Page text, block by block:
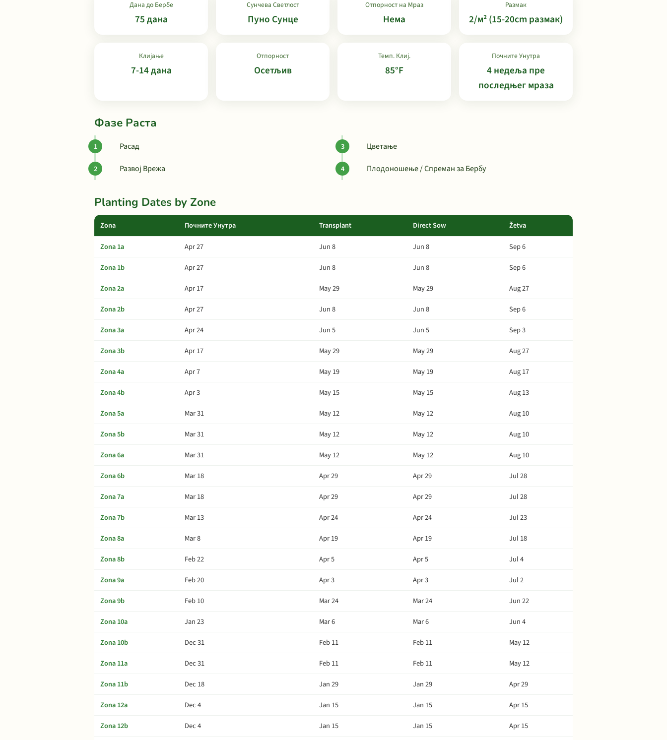
Дана до Бербе
75 дана
Сунчева Светлост
Пуно Сунце
Отпорност на Мраз
Нема
Размак
2/м² (15-20cm размак)
Клијање
7-14 дана
Отпорност
Осетљив
Темп. Клиј.
85°F
Почните Унутра
4 недеља пре
последњег мраза
Фазе Раста
Расад
Развој Врежа
Цветање
Плодоношење / Спреман за Бербу
Planting Dates by Zone
Zona Почните Унутра Transplant Direct Sow Žetva
Zona 1a Apr 27 Jun 8 Jun 8
Sep 6
Zona 1b
Apr 27 Jun 8 Jun 8
Sep 6
Zona 2a
Apr 17 May 29 May 29
Aug 27
Zona 2b
Apr 27 Jun 8 Jun 8
Sep 6
Zona 3a
Apr 24 Jun 5 Jun 5
Sep 3
Zona 3b
Apr 17 May 29 May 29
Aug 27
Zona 4a
Apr 7 May 19 May 19
Aug 17
Zona 4b
Apr 3 May 15 May 15
Aug 13
Zona 5a
Mar 31 May 12 May 12
Aug 10
Zona 5b
Mar 31 May 12 May 12
Aug 10
Zona 6a
Mar 31 May 12 May 12
Aug 10
Zona 6b
Mar 18 Apr 29 Apr 29
Jul 28
Zona 7a
Mar 18 Apr 29 Apr 29
Jul 28
Zona 7b
Mar 13 Apr 24 Apr 24
Jul 23
Zona 8a
Mar 8 Apr 19 Apr 19
Jul 18
Zona 8b
Feb 22 Apr 5 Apr 5
Jul 4
Zona 9a
Feb 20 Apr 3 Apr 3
Jul 2
Zona 9b
Feb 10 Mar 24 Mar 24
Jun 22
Zona 10a
Jan 23 Mar 6 Mar 6
Jun 4
Zona 10b
Dec 31 Feb 11 Feb 11
May 12
Zona 11a
Dec 31 Feb 11 Feb 11
May 12
Zona 11b
Dec 18 Jan 29 Jan 29
Apr 29
Zona 12a
Dec 4 Jan 15 Jan 15
Apr 15
Zona 12b
Dec 4 Jan 15 Jan 15
Apr 15